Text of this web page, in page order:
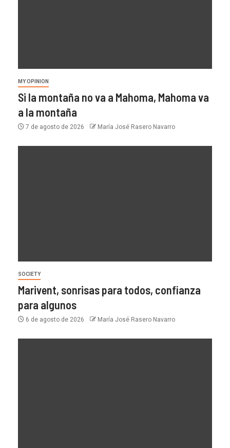
MY OPINION
Si la montaña no va a Mahoma, Mahoma va
a la montaña
7 de agosto de 2026 María José Rasero Navarro
SOCIETY
Marivent, sonrisas para todos, confianza
para algunos
6 de agosto de 2026 María José Rasero Navarro